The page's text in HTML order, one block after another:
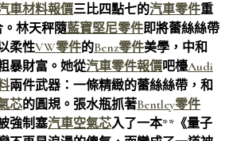
車材料報價三比四點七的汽車零件重
林天秤隨藍寶堅尼零件即將蕾絲絲帶
柔性VW零件的Benz零件美學，中和
暴財富。她從汽車零件報價吧檯Audi
兩件武器：一條精緻的蕾絲絲帶，和
芯的圓規。張水瓶抓著Bentley零件
強制塞汽車空氣芯入了一本**《量子